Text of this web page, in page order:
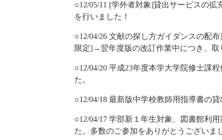
○12/05/11 [学外者対象]貸出サービスの
を行いました！
○12/04/26 文献の探し方ガイダンスの配
限定]→翌年度版の改訂作業中につき、取
○12/04/20 平成23年度本学大学院修士課
た。
○12/04/18 最新版中学校教師用指導書の
○12/04/17 学部新１年生対象、図書館利
た。多数のご参加をありがとうございま